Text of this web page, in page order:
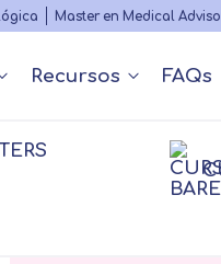
Master en Medical
Nuestros
Recursos
y Podcast
FAQs